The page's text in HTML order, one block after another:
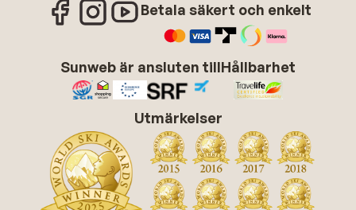
Betala säkert och enkelt
Sunweb är ansluten tillHållbarhet
Utmärkelser